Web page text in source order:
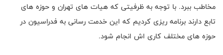
مخاطب ببرد. با توجه به ظرفیتی که هیات های تهران و حوزه های
تابع دارند برنامه ریزی کردیم که این خدمت رسانی به فدراسیون در
حوزه های مختلف کاری اش انجام شود.